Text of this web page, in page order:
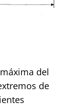
del
de